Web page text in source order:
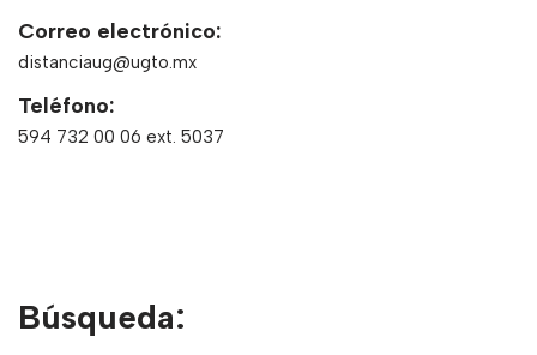
Correo electrónico:
distanciaug@ugto.mx
Teléfono:
594 732 00 06 ext. 5037
Búsqueda: